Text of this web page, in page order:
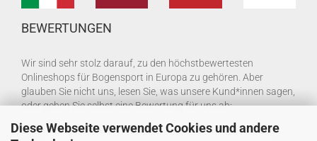
Diese Webseite verwendet Cookies und andere
BEWERTUNGEN
Wir sind sehr stolz darauf, zu den höchstbewertesten
Onlineshops für Bogensport in Europa zu gehören. Aber
glauben Sie nicht uns, lesen Sie, was unsere Kund*innen sagen,
oder geben Sie selbst eine Bewertung für uns ab: